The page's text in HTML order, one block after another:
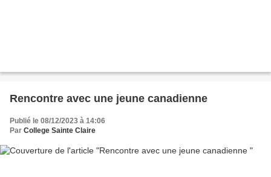
Rencontre avec une jeune canadienne
Publié le 08/12/2023 à 14:06
Par College Sainte Claire